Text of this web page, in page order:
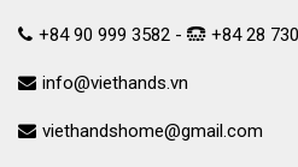
+84 90 999 3582 - +84 28
info@viethands.vn
viethandshome@gmail.com